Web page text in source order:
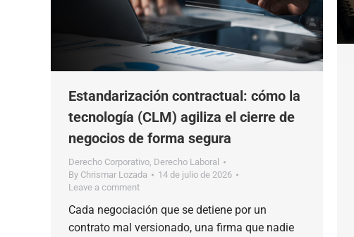
Estandarización contractual: cómo la
tecnología (CLM) agiliza el cierre de
negocios de forma segura
Derecho Corporativo Derecho Laboral
By Chrismar Lozada
14 de julio de 2026
Leave a comment
Cada negociación que se detiene por un
contrato mal versionado, una firma que nadie